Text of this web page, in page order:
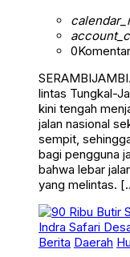
0Komentar
lintas Tungkal-
kini tengah
jalan nasional
sempit,
bagi pengguna
bahwa lebar
yang melintas.
Berita Daerah